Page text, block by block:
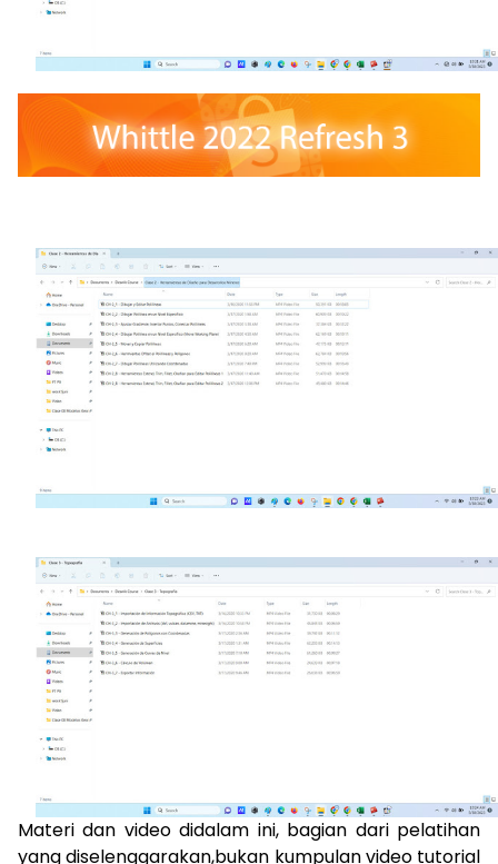
Materi dan video didalam ini, bagian dari pelatihan
yang diselenggarakan,bukan kumpulan video tutorial